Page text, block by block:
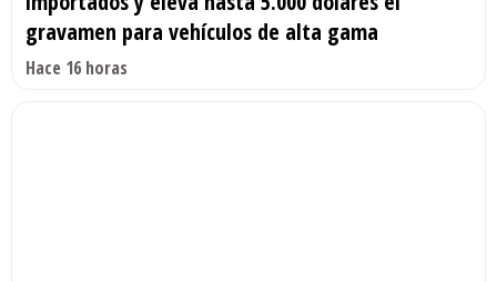
gravamen para vehículos de alta gama
Hace 16 horas